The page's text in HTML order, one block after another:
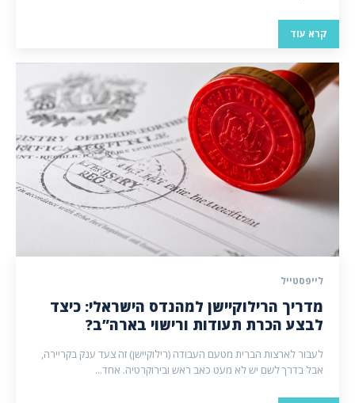
קרא עוד
לייפסטייל
מדריך הרילוקיישן למהנדס הישראלי: כיצד
לבצע הכרת תעודות ורישוי בארה”ב?
לעבור לארצות הברית מטעם העבודה (רילוקיישן) זה צעד ענק בקריירה,
אבל בדרך לשם יש לא מעט כאב ראש ובירוקרטיה. אחד...